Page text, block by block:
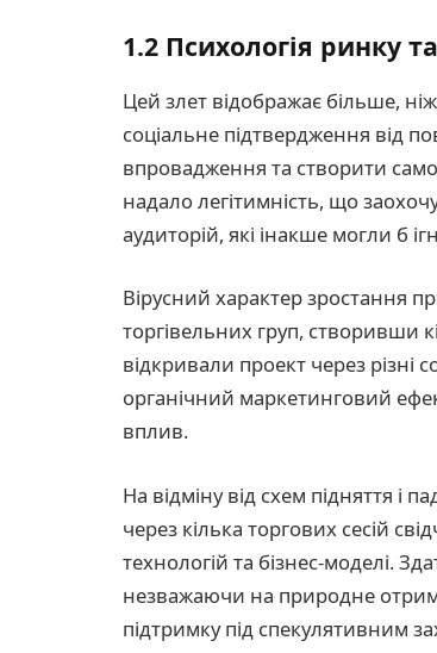
1.2 Психологія ринку
Цей злет відображає більше,
соціальне підтвердження від
впровадження та створити
надало легітимність, що
аудиторій, які інакше могли б
Вірусний характер зростання
торгівельних груп, створивши
відкривали проект через різні
органічний маркетинговий
вплив.
На відміну від схем підняття і
через кілька торгових сесій
технологій та бізнес-моделі.
незважаючи на природне
підтримку під спекулятивним